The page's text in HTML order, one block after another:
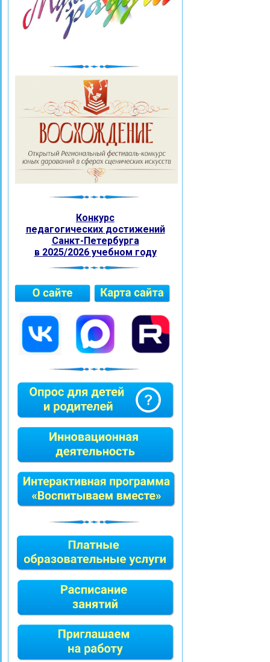
Конкурс
педагогических достижений
Санкт-Петербурга
в 2025/2026 учебном году